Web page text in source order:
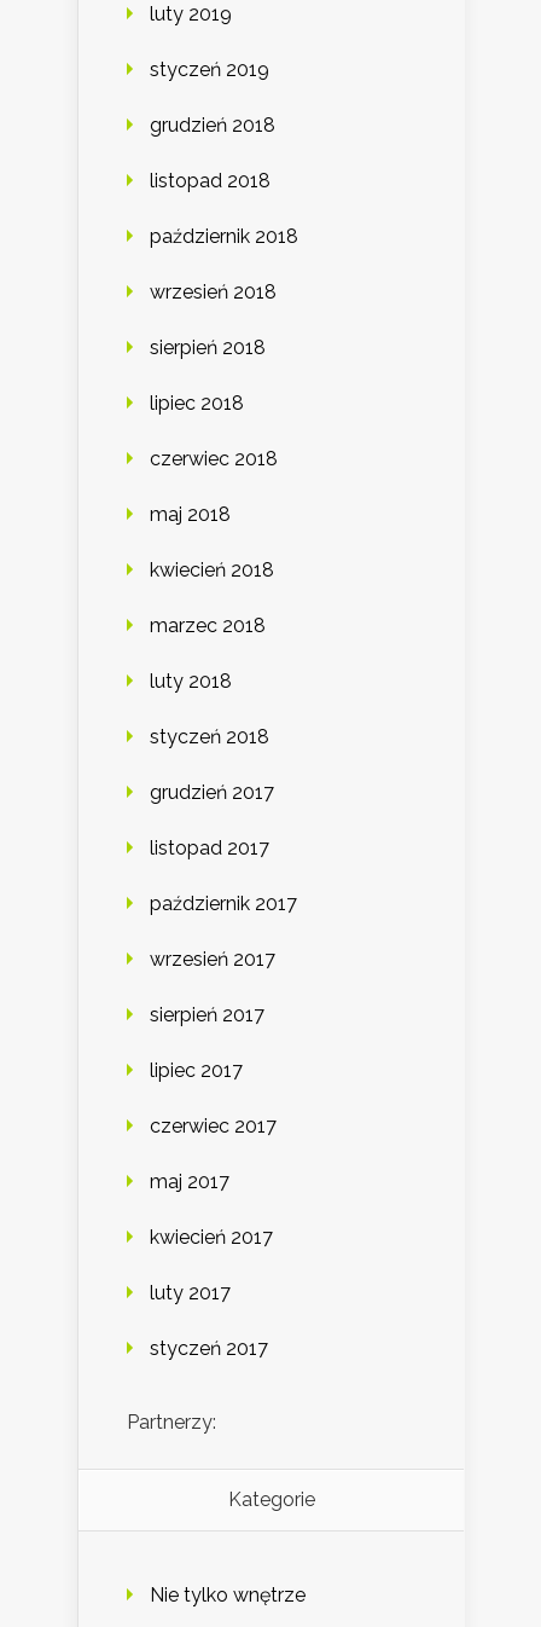
luty 2019
styczeń 2019
grudzień 2018
listopad 2018
październik 2018
wrzesień 2018
sierpień 2018
lipiec 2018
czerwiec 2018
maj 2018
kwiecień 2018
marzec 2018
luty 2018
styczeń 2018
grudzień 2017
listopad 2017
październik 2017
wrzesień 2017
sierpień 2017
lipiec 2017
czerwiec 2017
maj 2017
kwiecień 2017
luty 2017
styczeń 2017
Partnerzy:
Kategorie
Nie tylko wnętrze